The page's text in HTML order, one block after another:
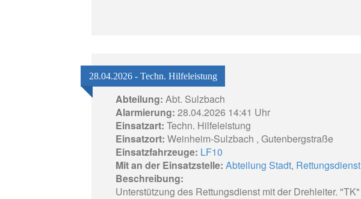
28.04.2026 - Techn. Hilfeleistung
Abteilung: Abt. Sulzbach
Alarmierung: 28.04.2026 14:41 Uhr
Einsatzart: Techn. Hilfeleistung
Einsatzort: Weinheim-Sulzbach , Gutenbergstraße
Einsatzfahrzeuge: LF10
Mit an der Einsatzstelle: Abteilung Stadt, Rettungsdienst
Beschreibung:
Unterstützung des Rettungsdienst mit der Drehleiter. "TK"